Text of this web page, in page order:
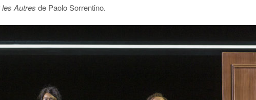
Autres de Paolo Sorrentino.